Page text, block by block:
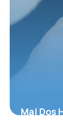
Mal Dos